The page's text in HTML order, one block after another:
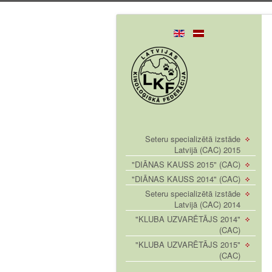
Seteru specializētā izstāde
Latvijā (CAC) 2015
"DIĀNAS KAUSS 2015" (CAC)
"DIĀNAS KAUSS 2014" (CAC)
Seteru specializētā izstāde
Latvijā (CAC) 2014
"KLUBA UZVARĒTĀJS 2014"
(CAC)
"KLUBA UZVARĒTĀJS 2015"
(CAC)